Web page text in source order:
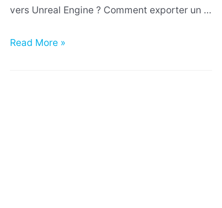
vers Unreal Engine ? Comment exporter un …
Comment
Read More »